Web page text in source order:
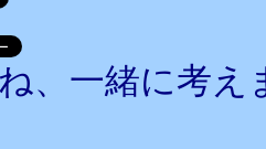
、一緒に考え